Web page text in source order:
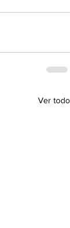
Ver todo